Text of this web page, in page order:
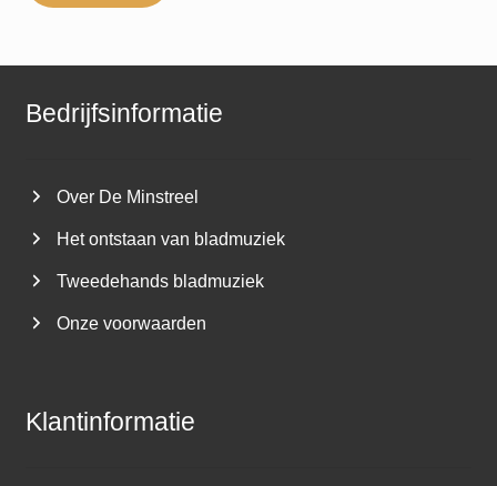
Bedrijfsinformatie
Over De Minstreel
Het ontstaan van bladmuziek
Tweedehands bladmuziek
Onze voorwaarden
Klantinformatie